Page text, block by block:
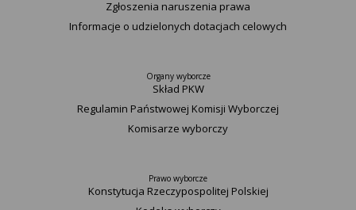
Zgłoszenia naruszenia prawa
Informacje o udzielonych dotacjach celowych
Organy wyborcze
Skład PKW
Regulamin Państwowej Komisji Wyborczej
Komisarze wyborczy
Prawo wyborcze
Konstytucja Rzeczypospolitej Polskiej​